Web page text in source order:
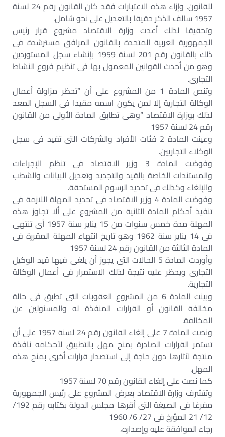
للقانون. وإزاء هذه الاعتبارات فقد كان القانون رقم 24 لسنة
1957 سالف الذكر حقيقا بالتعديل على نحو شامل.
وتحقيقا لذلك أعدت وزارة الاقتصاد مشروع قرار رئيس
الجمهورية العربية المتحدة بالقانون المرافق مسترشدة فى
ذلك بالقانون رقم 201 لسنة 1959 بإنشاء سجل المستوردين
وهو من أحدث القوانين المعمول بها فى تنظيم فروع النشاط
التجارى.
وتنص المادة 1 من المشروع على أن “تحظر مزاولة أعمال
الوكالة التجارية إلا لمن يكون اسمه مقيدا فى السجل المعد
لذلك بوزارة الاقتصاد “وهى تطابق المادة الأولى من القانون
رقم 24 لسنة 1957
وعينت المادة 2 فئات الأفراد والشركات التى تفيد فى سجل
الوكلاء التجاريين.
وفوضت المادة 3 وزير الاقتصاد فى تنظم الإجراءات
والمستندات الخاصة بالقيد والتجديد وتعديل البيانات والشطب
والإلغاء وكذلك فى تحديد الرسوم المستحقة.
وفوضت المادة 4 وزير الاقتصاد فى تحديد المهلة اللازمة فى
تنفيذ أحكام المادة الثانية من المشروع على ألا تجاوز هذه
المهلة مدة خمس سنوات من 15 يناير سنة 1957 أى تنتهى
فى 14 يناير سنة 1962 وهو تاريخ انتهاء المهلة المقررة فى
المادة الثالثة من القانون رقم 24 لسنة 1957
وأوردت المادة 5 الحالات التى يجوز أن يلغى فيها قيد الوكيل
التجارى ويحظر عليه نتيجة لذلك الاستمرار فى أعمال الوكالة
التجارية.
وبينت المادة 6 من المشروع العقوبات التى تطبق فى حالة
مخالفة القانون أو القرارات المنفذة له والمسئولين عن
المخالفة.
ونصت المادة 7 على إلغاء القانون رقم 24 لسنة 1957 على أن
تستمر القرارات الصادرة بمنح مهل بالتطبيق لأحكامه نافذة
منتجة لآثارها دون حاجة إلى استصدار قرارات أخرى بمنح هذه
المهل.
كما نصت على إلغاء القانون رقم 70 لسنة 1957
وتتشرف وزارة الاقتصاد بعرض المشروع على رئيس الجمهورية
مفرغا فى الصيغة التى أقرها مجلس الدولة بكتابه رقم 192/
12/ 21 المؤرخ فى 27/ 6/ 1960
رجاء الموافقة عليه وإصداره،